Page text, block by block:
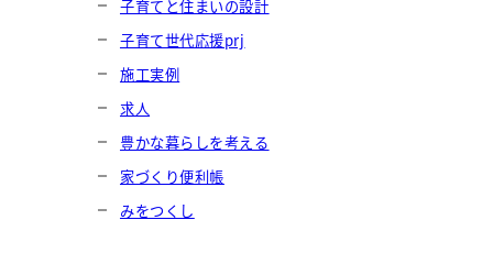
子育てと住まいの設計
子育て世代応援prj
施工実例
求人
豊かな暮らしを考える
家づくり便利帳
みをつくし